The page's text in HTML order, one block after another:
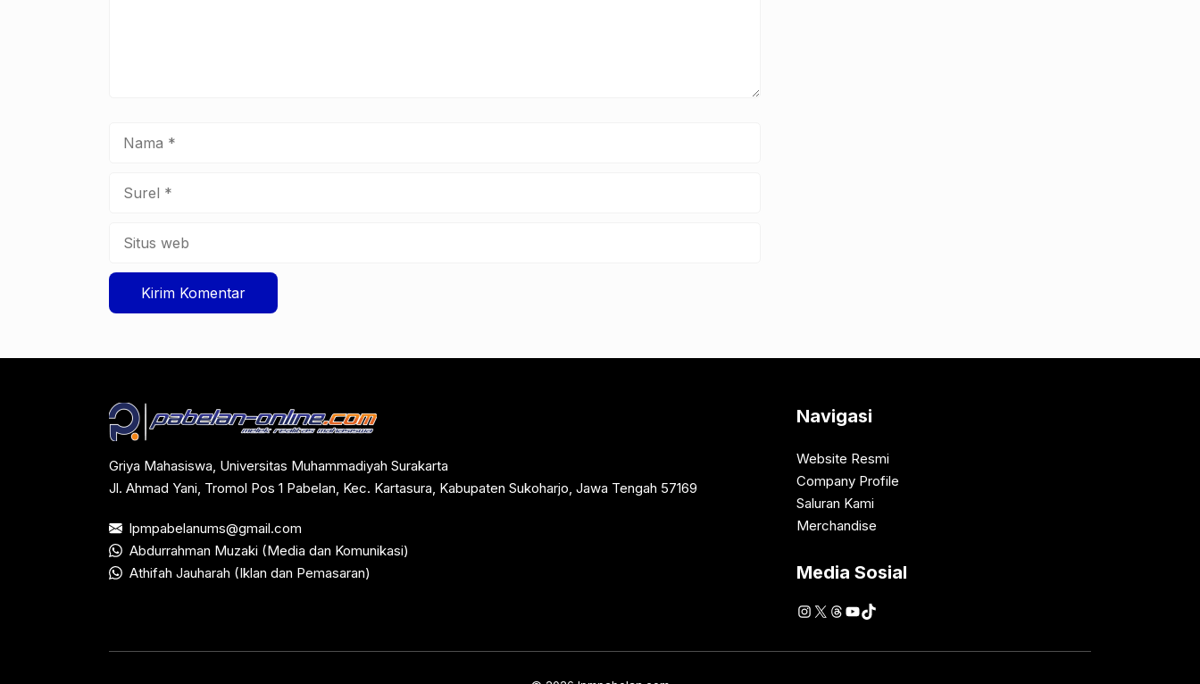
Griya Mahasiswa, Universitas Muhammadiyah Surakarta
Jl. Ahmad Yani, Tromol Pos 1 Pabelan, Kec. Kartasura, Kabupaten Sukoharjo, Jawa Tengah 57169
lpmpabelanums@gmail.com
Abdurrahman Muzaki (Media dan Komunikasi)
Athifah Jauharah (Iklan dan Pemasaran)
Navigasi
Website Resmi
Company Profile
Saluran Kami
Merchandise
Media Sosial
Instagram
X Threads
YouTube
TikTok